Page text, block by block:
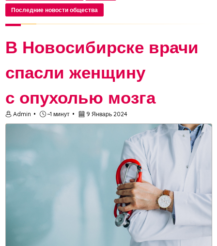
Последние новости общества
В Новосибирске врачи
спасли женщину
с опухолью мозга
Admin ~1 минут 9 Январь 2024